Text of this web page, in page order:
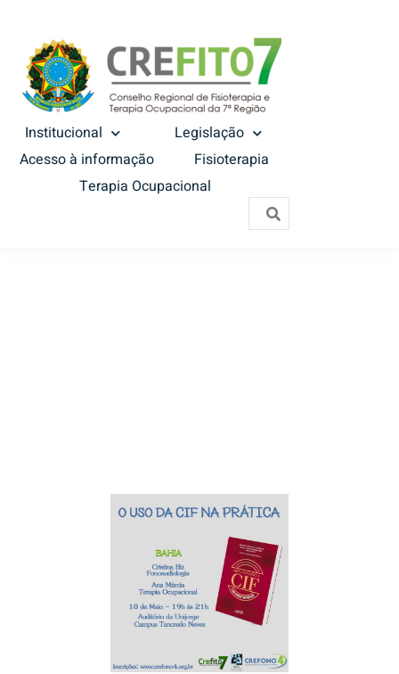
Institucional
Legislação
Acesso à informação
Fisioterapia
Terapia Ocupacional